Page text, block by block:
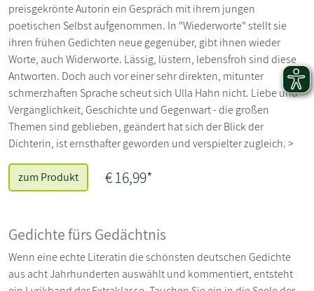
preisgekrönte Autorin ein Gespräch mit ihrem jungen
poetischen Selbst aufgenommen. In "Wiederworte" stellt sie
ihren frühen Gedichten neue gegenüber, gibt ihnen wieder
Worte, auch Widerworte. Lässig, lüstern, lebensfroh sind diese
Antworten. Doch auch vor einer sehr direkten, mitunter
schmerzhaften Sprache scheut sich Ulla Hahn nicht. Liebe und
Vergänglichkeit, Geschichte und Gegenwart - die großen
Themen sind geblieben, geändert hat sich der Blick der
Dichterin, ist ernsthafter geworden und verspielter zugleich. >
zum Produkt € 16,99*
Gedichte fürs Gedächtnis
Wenn eine echte Literatin die schönsten deutschen Gedichte
aus acht Jahrhunderten auswählt und kommentiert, entsteht